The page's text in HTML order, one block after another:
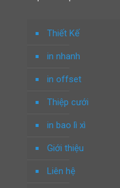
Thiết Kế
in nhanh
in offset
Thiệp cưới
in bao lì xì
Giới thiệu
Liên hệ